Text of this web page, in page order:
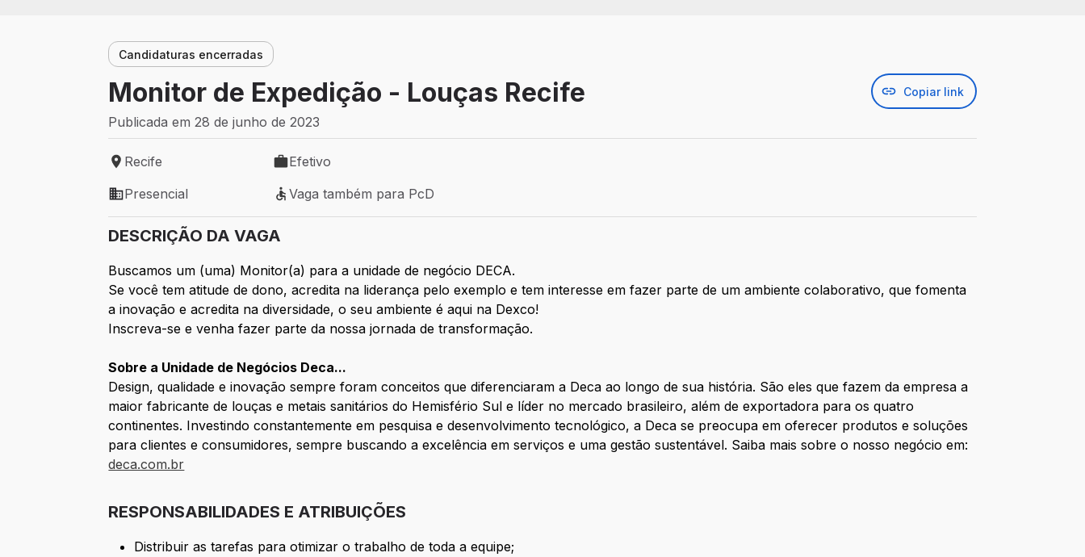
Candidaturas encerradas
Monitor de Expedição - Louças Recife Copiar link
Publicada em 28 de junho de 2023
Local de trabalho: Recife
Recife
Tipo de vaga: Efetivo
Efetivo
Modelo de trabalho: Presencial
Presencial
Vaga também para PcD
Vaga também para PcD
DESCRIÇÃO DA VAGA
Buscamos um (uma) Monitor(a) para a unidade de negócio DECA.
Se você tem atitude de dono, acredita na liderança pelo exemplo e tem interesse em fazer parte de um ambiente colaborativo, que fomenta
a inovação e acredita na diversidade, o seu ambiente é aqui na Dexco!
Inscreva-se e venha fazer parte da nossa jornada de transformação.
Sobre a Unidade de Negócios Deca...
Design, qualidade e inovação sempre foram conceitos que diferenciaram a Deca ao longo de sua história. São eles que fazem da empresa a
maior fabricante de louças e metais sanitários do Hemisfério Sul e líder no mercado brasileiro, além de exportadora para os quatro
continentes. Investindo constantemente em pesquisa e desenvolvimento tecnológico, a Deca se preocupa em oferecer produtos e soluções
para clientes e consumidores, sempre buscando a excelência em serviços e uma gestão sustentável. Saiba mais sobre o nosso negócio em:
deca.com.br
RESPONSABILIDADES E ATRIBUIÇÕES
Distribuir as tarefas para otimizar o trabalho de toda a equipe;